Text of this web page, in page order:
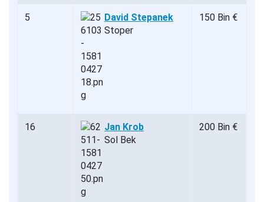
5
David Stepanek
Stoper
150 Bin €
16
Jan Krob
Sol Bek
200 Bin €